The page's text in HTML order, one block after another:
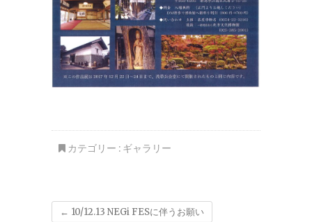
カテゴリー : ギャラリー
← 10/12.13 NEGi FESに伴うお願い